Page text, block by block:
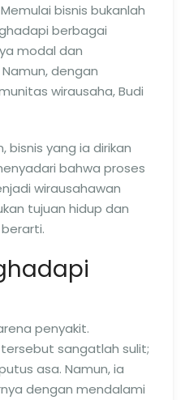
bisnis bukanlah
berbagai
modal dan
dengan
wirausaha, Budi
yang ia dirikan
bahwa proses
wirausahawan
tujuan hidup dan
penyakit.
sangatlah sulit;
asa. Namun, ia
dengan mendalami